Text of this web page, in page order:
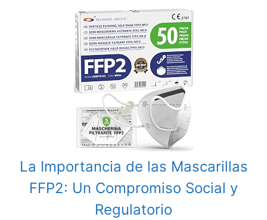
La Importancia de las Mascarillas
FFP2: Un Compromiso Social y
Regulatorio